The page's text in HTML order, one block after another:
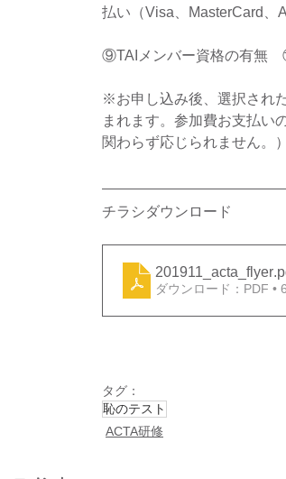
払い（Visa、MasterCard、
⑨TAIメンバー資格の有無　
※お申し込み後、選択され
まれます。参加費お支払い
関わらず応じられません。）
チラシダウンロード
201911_acta_flyer
ダウンロード：PDF •
タグ：
恥のテスト
ACTA研修